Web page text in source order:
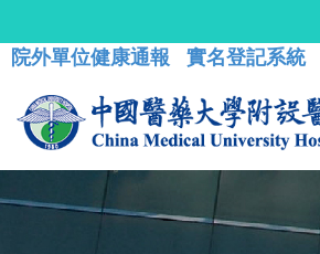
院外單位健康通報 實名登記系統